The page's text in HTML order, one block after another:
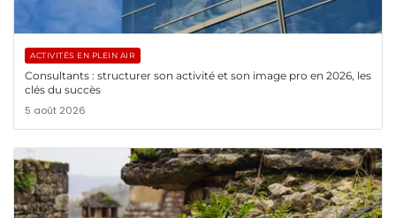
ACTIVITÉS EN PLEIN AIR
Consultants : structurer son activité et son image pro en 2026, les
clés du succès
5 août 2026